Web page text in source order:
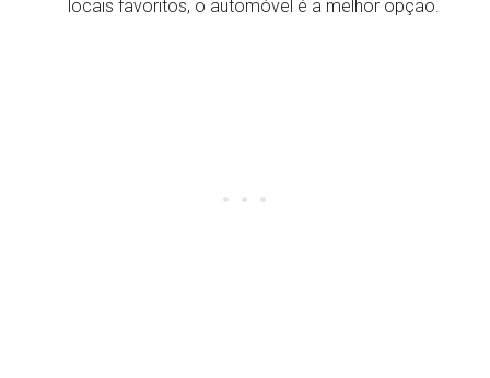
locais favoritos, o automóvel é a melhor opção.